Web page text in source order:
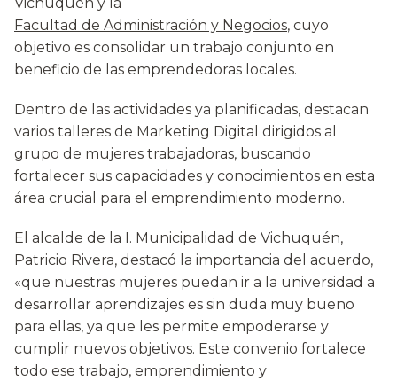
Facultad de Administración y Negocios, cuyo
objetivo es consolidar un trabajo conjunto en
beneficio de las emprendedoras locales.
Dentro de las actividades ya planificadas, destacan
varios talleres de Marketing Digital dirigidos al
grupo de mujeres trabajadoras, buscando
fortalecer sus capacidades y conocimientos en esta
área crucial para el emprendimiento moderno.
El alcalde de la I. Municipalidad de Vichuquén,
Patricio Rivera, destacó la importancia del acuerdo,
«que nuestras mujeres puedan ir a la universidad a
desarrollar aprendizajes es sin duda muy bueno
para ellas, ya que les permite empoderarse y
cumplir nuevos objetivos. Este convenio fortalece
todo ese trabajo, emprendimiento y